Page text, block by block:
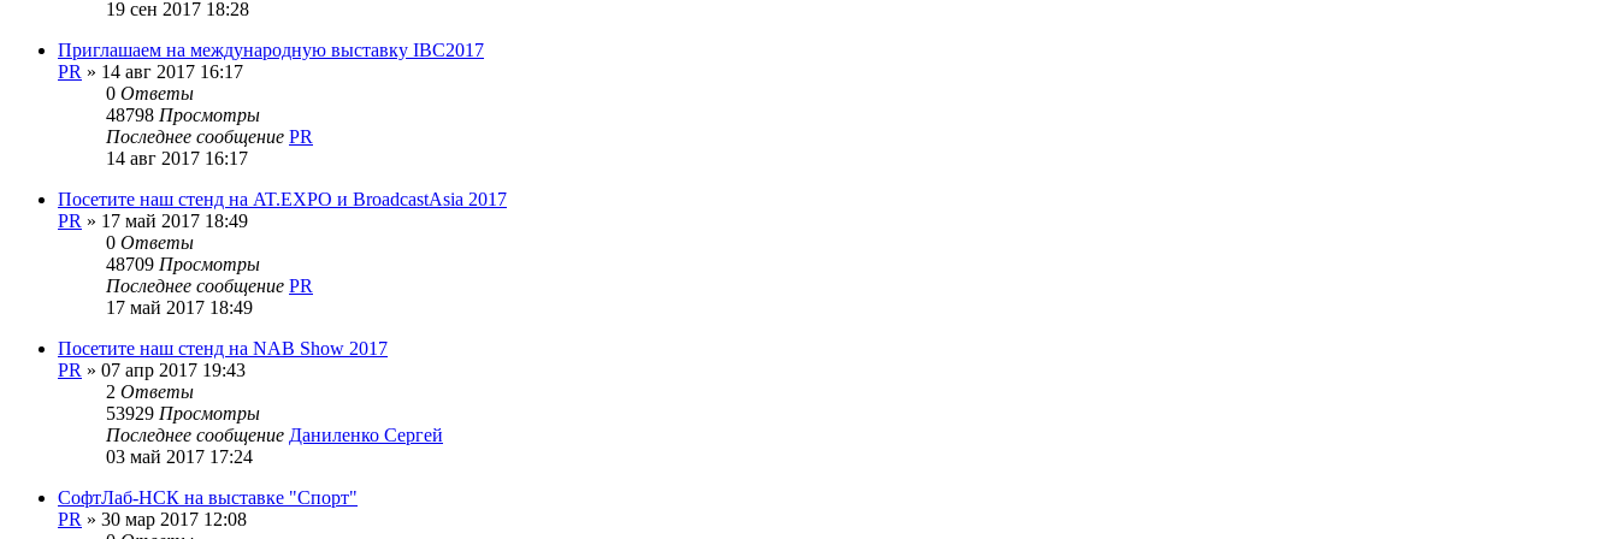
19 сен 2017 18:28
Приглашаем на международную выставку IBC2017
PR » 14 авг 2017 16:17
0 Ответы
48798 Просмотры
Последнее сообщение PR
14 авг 2017 16:17
Посетите наш стенд на AT.EXPO и BroadcastAsia 2017
PR » 17 май 2017 18:49
0 Ответы
48709 Просмотры
Последнее сообщение PR
17 май 2017 18:49
Посетите наш стенд на NAB Show 2017
PR » 07 апр 2017 19:43
2 Ответы
53929 Просмотры
Последнее сообщение Даниленко Сергей
03 май 2017 17:24
СофтЛаб-НСК на выставке "Спорт"
PR » 30 мар 2017 12:08